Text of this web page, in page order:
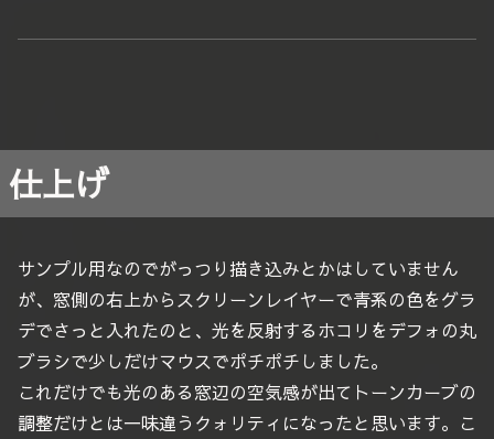
仕上げ
サンプル用なのでがっつり描き込みとかはしていません
が、窓側の右上からスクリーンレイヤーで青系の色をグラ
デでさっと入れたのと、光を反射するホコリをデフォの丸
ブラシで少しだけマウスでポチポチしました。
これだけでも光のある窓辺の空気感が出てトーンカーブの
調整だけとは一味違うクォリティになったと思います。こ